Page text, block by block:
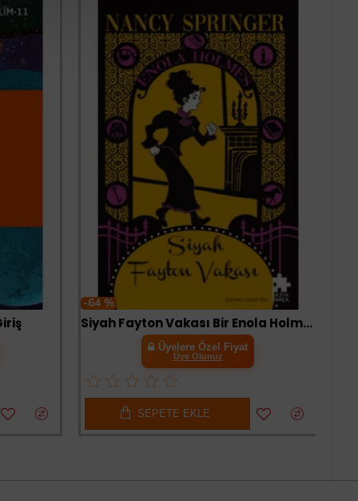
-64 %
Siyah Fayton Vakası Bir Enola Holmes Gizemi
Üyelere Özel Fiyat
Üye Olunuz
SEPETE EKLE